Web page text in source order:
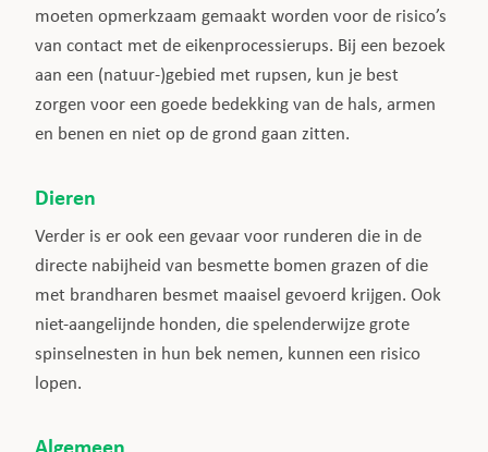
moeten opmerkzaam gemaakt worden voor de risico’s
van contact met de eikenprocessierups. Bij een bezoek
aan een (natuur-)gebied met rupsen, kun je best
zorgen voor een goede bedekking van de hals, armen
en benen en niet op de grond gaan zitten.
Dieren
Verder is er ook een gevaar voor runderen die in de
directe nabijheid van besmette bomen grazen of die
met brandharen besmet maaisel gevoerd krijgen. Ook
niet-aangelijnde honden, die spelenderwijze grote
spinselnesten in hun bek nemen, kunnen een risico
lopen.
Algemeen